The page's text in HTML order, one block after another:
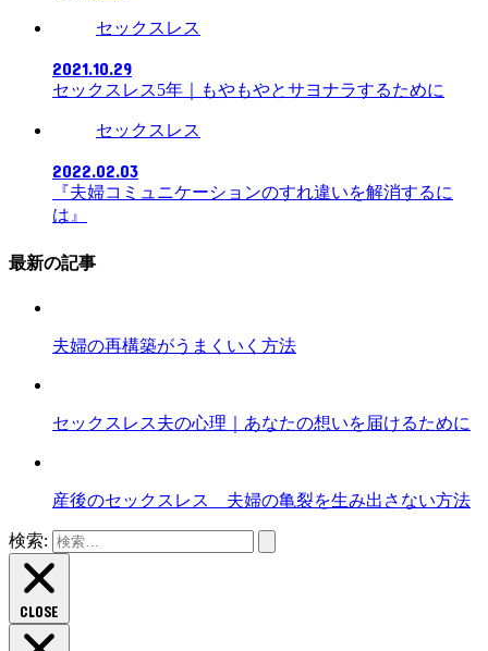
セックスレス
2021.10.29
セックスレス5年｜もやもやとサヨナラするために
セックスレス
2022.02.03
『夫婦コミュニケーションのすれ違いを解消するに
は』
最新の記事
夫婦の再構築がうまくいく方法
セックスレス夫の心理｜あなたの想いを届けるために
産後のセックスレス 夫婦の亀裂を生み出さない方法
検索:
CLOSE